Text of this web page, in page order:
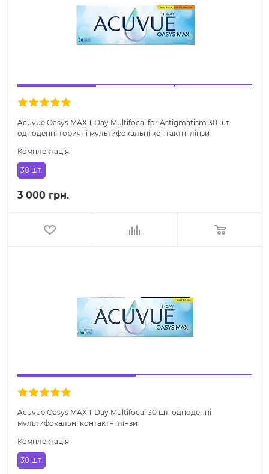
Acuvue Oasys MAX 1-Day Multifocal for Astigmatism 30 шт.
одноденні торичні мультифокальні контактні лінзи
Комплектація
30 шт.
3 000 грн.
Acuvue Oasys MAX 1-Day Multifocal 30 шт. одноденні
мультифокальні контактні лінзи
Комплектація
30 шт.